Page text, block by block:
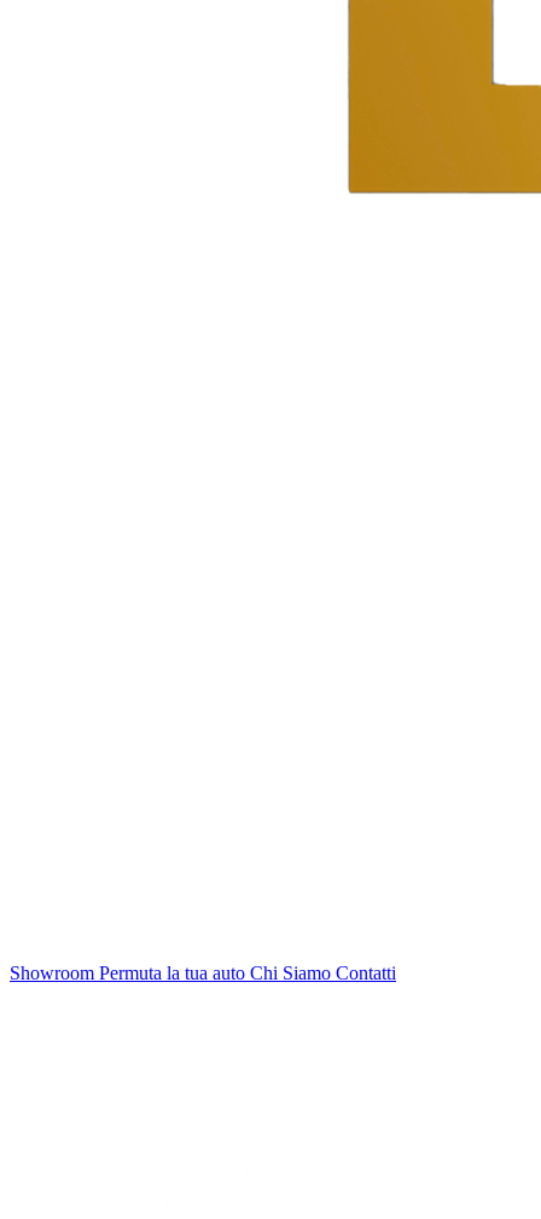
Showroom Permuta la tua auto Chi Siamo Contatti